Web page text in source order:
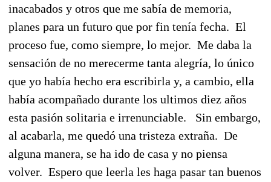
inacabados y otros que me sabía de memoria,
planes para un futuro que por fin tenía fecha. El
proceso fue, como siempre, lo mejor. Me daba la
sensación de no merecerme tanta alegría, lo único
que yo había hecho era escribirla y, a cambio, ella
había acompañado durante los ultimos diez años
esta pasión solitaria e irrenunciable. Sin embargo,
al acabarla, me quedó una tristeza extraña. De
alguna manera, se ha ido de casa y no piensa
volver. Espero que leerla les haga pasar tan buenos